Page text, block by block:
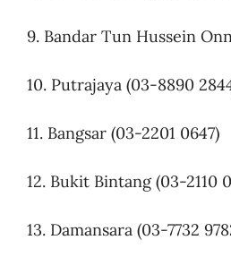
9. Bandar Tun Hussein
10. Putrajaya (03-8890
11. Bangsar (03-2201 0647)
12. Bukit Bintang (03-2110
13. Damansara (03-7732